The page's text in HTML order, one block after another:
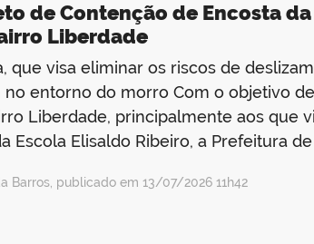
de Contenção de Encosta
Liberdade
que visa eliminar os riscos de
no entorno do morro Com o objetivo
Liberdade, principalmente aos que
Escola Elisaldo Ribeiro, a Prefeitura
Barros, publicado em 13/07/2026 11h42